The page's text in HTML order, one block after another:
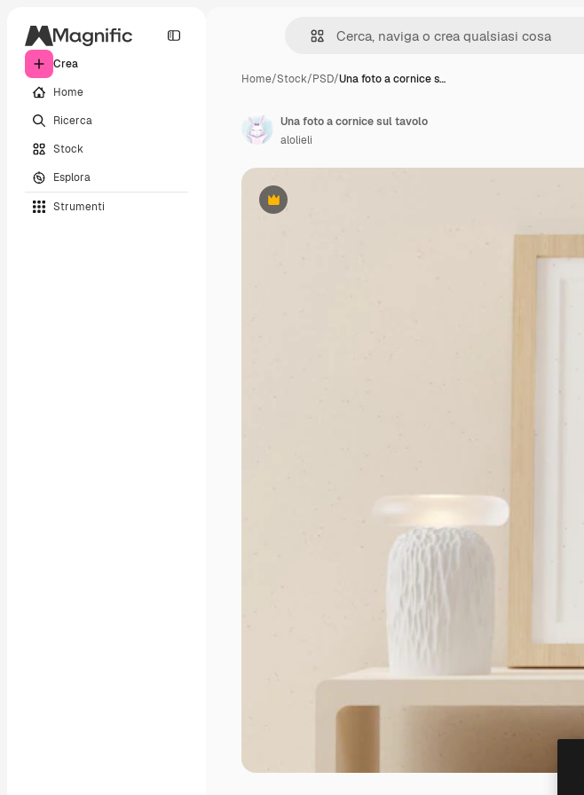
Crea
Home
Ricerca
Stock
Esplora
Strumenti
Home/Stock/PSD/Una foto a cornice s…
Premium
Una foto a cornice sul tavolo
alolieli